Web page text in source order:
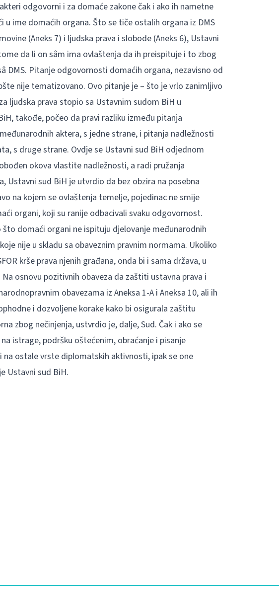
odgovorni i za domaće zakone čak i ako ih nametne
ime domaćih organa. Što se tiče ostalih organa iz DMS
(Aneks 7) i ljudska prava i slobode (Aneks 6), Ustavni
da li on sâm ima ovlaštenja da ih preispituje i to zbog
DMS. Pitanje odgovornosti domaćih organa, nezavisno od
nije tematizovano. Ovo pitanje je – što je vrlo zanimljivo
ljudska prava stopio sa Ustavnim sudom BiH u
takođe, počeo da pravi razliku između pitanja
aktera, s jedne strane, i pitanja nadležnosti
s druge strane. Ovdje se Ustavni sud BiH odjednom
okova vlastite nadležnosti, a radi pružanja
Ustavni sud BiH je utvrdio da bez obzira na posebna
na kojem se ovlaštenja temelje, pojedinac ne smije
organi, koji su ranije odbacivali svaku odgovornost.
domaći organi ne ispituju djelovanje međunarodnih
nije u skladu sa obaveznim pravnim normama. Ukoliko
krše prava njenih građana, onda bi i sama država, u
osnovu pozitivnih obaveza da zaštiti ustavna prava i
obavezama iz Aneksa 1-A i Aneksa 10, ali ih
i dozvoljene korake kako bi osigurala zaštitu
zbog nečinjenja, ustvrdio je, dalje, Sud. Čak i ako se
istrage, podršku oštećenim, obraćanje i pisanje
ostale vrste diplomatskih aktivnosti, ipak se one
Ustavni sud BiH.